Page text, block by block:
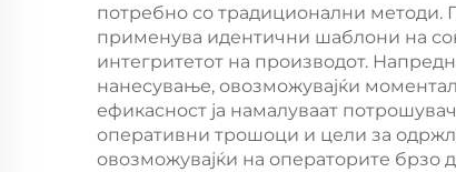
потребно со традиционални методи.
применува идентични шаблони на
интегритетот на производот.
нанесување, овозможувајќи
ефикасност ја намалуваат
оперативни трошоци и цели за
овозможувајќи на операторите брзо